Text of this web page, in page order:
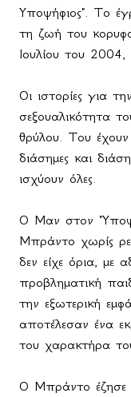
Υποψήφιος". Το
τη ζωή του
Ιουλίου του
Οι ιστορίες για
σεξουαλικότητα
θρύλου. Του έχουν
διάσημες και
ισχύουν όλες.
Ο Μαν στον
Μπράντο χωρίς
δεν είχε όρια, με
προβληματική
την εξωτερική
αποτέλεσαν ένα
του χαρακτήρα
Ο Μπράντο έζησε